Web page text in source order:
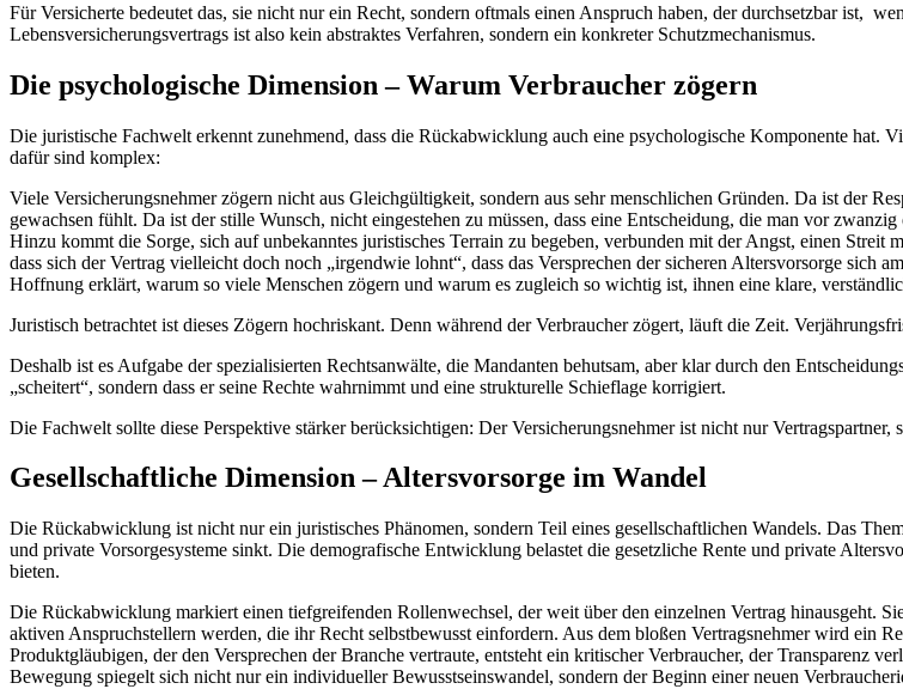
Für Versicherte bedeutet das, sie nicht nur ein Recht, sondern oftmals einen Anspruch haben, der durchsetzbar ist,
Lebensversicherungsvertrags ist also kein abstraktes Verfahren, sondern ein konkreter Schutzmechanismus.
Die psychologische Dimension – Warum Verbraucher zögern
Die juristische Fachwelt erkennt zunehmend, dass die Rückabwicklung auch eine psychologische Komponente hat.
dafür sind komplex:
Viele Versicherungsnehmer zögern nicht aus Gleichgültigkeit, sondern aus sehr menschlichen Gründen. Da ist der
gewachsen fühlt. Da ist der stille Wunsch, nicht eingestehen zu müssen, dass eine Entscheidung, die man vor
Hinzu kommt die Sorge, sich auf unbekanntes juristisches Terrain zu begeben, verbunden mit der Angst, einen
dass sich der Vertrag vielleicht doch noch „irgendwie lohnt“, dass das Versprechen der sicheren Altersvorsorge sich
Hoffnung erklärt, warum so viele Menschen zögern und warum es zugleich so wichtig ist, ihnen eine klare,
Juristisch betrachtet ist dieses Zögern hochriskant. Denn während der Verbraucher zögert, läuft die Zeit.
Deshalb ist es Aufgabe der spezialisierten Rechtsanwälte, die Mandanten behutsam, aber klar durch den
„scheitert“, sondern dass er seine Rechte wahrnimmt und eine strukturelle Schieflage korrigiert.
Die Fachwelt sollte diese Perspektive stärker berücksichtigen: Der Versicherungsnehmer ist nicht nur Vertragspartner,
Gesellschaftliche Dimension – Altersvorsorge im Wandel
Die Rückabwicklung ist nicht nur ein juristisches Phänomen, sondern Teil eines gesellschaftlichen Wandels. Das
und private Vorsorgesysteme sinkt. Die demografische Entwicklung belastet die gesetzliche Rente und private
bieten.
Die Rückabwicklung markiert einen tiefgreifenden Rollenwechsel, der weit über den einzelnen Vertrag hinausgeht.
aktiven Anspruchstellern werden, die ihr Recht selbstbewusst einfordern. Aus dem bloßen Vertragsnehmer wird ein
Produktgläubigen, der den Versprechen der Branche vertraute, entsteht ein kritischer Verbraucher, der Transparenz
Bewegung spiegelt sich nicht nur ein individueller Bewusstseinswandel, sondern der Beginn einer neuen